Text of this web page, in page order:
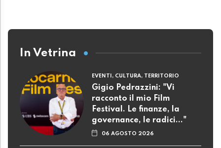
In Vetrina
EVENTI, CULTURA, TERRITORIO
Gigio Pedrazzini: "Vi
racconto il mio Film
Festival. Le finanze, la
governance, le radici..."
06 AGOSTO 2026